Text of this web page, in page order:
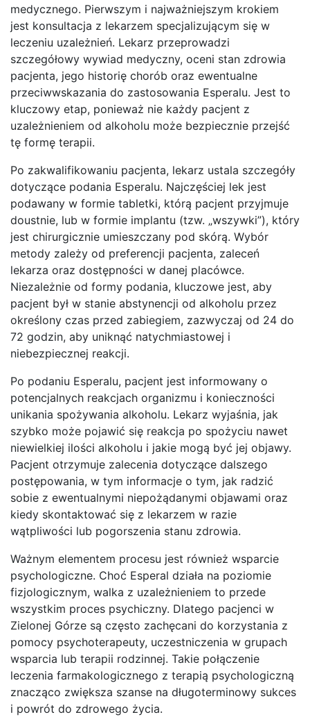
medycznego. Pierwszym i najważniejszym krokiem
jest konsultacja z lekarzem specjalizującym się w
leczeniu uzależnień. Lekarz przeprowadzi
szczegółowy wywiad medyczny, oceni stan zdrowia
pacjenta, jego historię chorób oraz ewentualne
przeciwwskazania do zastosowania Esperalu. Jest to
kluczowy etap, ponieważ nie każdy pacjent z
uzależnieniem od alkoholu może bezpiecznie przejść
tę formę terapii.
Po zakwalifikowaniu pacjenta, lekarz ustala szczegóły
dotyczące podania Esperalu. Najczęściej lek jest
podawany w formie tabletki, którą pacjent przyjmuje
doustnie, lub w formie implantu (tzw. „wszywki”), który
jest chirurgicznie umieszczany pod skórą. Wybór
metody zależy od preferencji pacjenta, zaleceń
lekarza oraz dostępności w danej placówce.
Niezależnie od formy podania, kluczowe jest, aby
pacjent był w stanie abstynencji od alkoholu przez
określony czas przed zabiegiem, zazwyczaj od 24 do
72 godzin, aby uniknąć natychmiastowej i
niebezpiecznej reakcji.
Po podaniu Esperalu, pacjent jest informowany o
potencjalnych reakcjach organizmu i konieczności
unikania spożywania alkoholu. Lekarz wyjaśnia, jak
szybko może pojawić się reakcja po spożyciu nawet
niewielkiej ilości alkoholu i jakie mogą być jej objawy.
Pacjent otrzymuje zalecenia dotyczące dalszego
postępowania, w tym informacje o tym, jak radzić
sobie z ewentualnymi niepożądanymi objawami oraz
kiedy skontaktować się z lekarzem w razie
wątpliwości lub pogorszenia stanu zdrowia.
Ważnym elementem procesu jest również wsparcie
psychologiczne. Choć Esperal działa na poziomie
fizjologicznym, walka z uzależnieniem to przede
wszystkim proces psychiczny. Dlatego pacjenci w
Zielonej Górze są często zachęcani do korzystania z
pomocy psychoterapeuty, uczestniczenia w grupach
wsparcia lub terapii rodzinnej. Takie połączenie
leczenia farmakologicznego z terapią psychologiczną
znacząco zwiększa szanse na długoterminowy sukces
i powrót do zdrowego życia.